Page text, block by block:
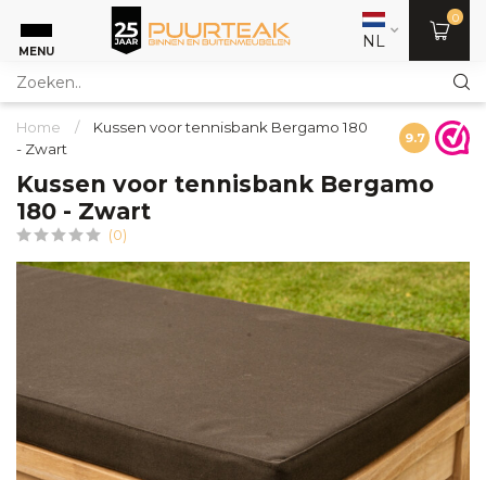
MENU NL
0
Home /
Kussen voor tennisbank Bergamo 180
- Zwart
9.7
Kussen voor tennisbank Bergamo
180 - Zwart
(0)